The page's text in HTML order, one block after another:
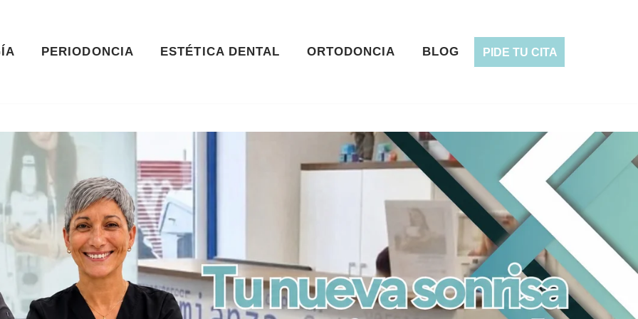
PERIODONCIA ESTÉTICA DENTAL ORTODONCIA BLOG PIDE TU CITA